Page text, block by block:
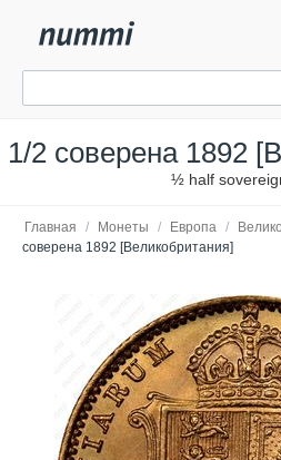
1/2 соверена 1892
½ half
Главная / Монеты / Европа /
соверена 1892 [Великобритания]